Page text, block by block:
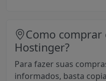
Como comprar
Hostinger?
Para fazer suas
informados, basta